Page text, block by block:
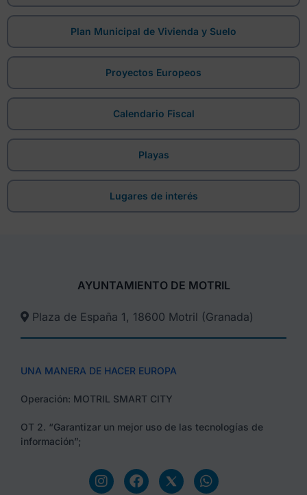
Plan Municipal de Vivienda y Suelo
Proyectos Europeos
Calendario Fiscal
Playas
Lugares de interés
AYUNTAMIENTO DE MOTRIL
Plaza de España 1, 18600 Motril (Granada)​
UNA MANERA DE HACER EUROPA
Operación: MOTRIL SMART CITY
OT 2. “Garantizar un mejor uso de las tecnologías de
información”;